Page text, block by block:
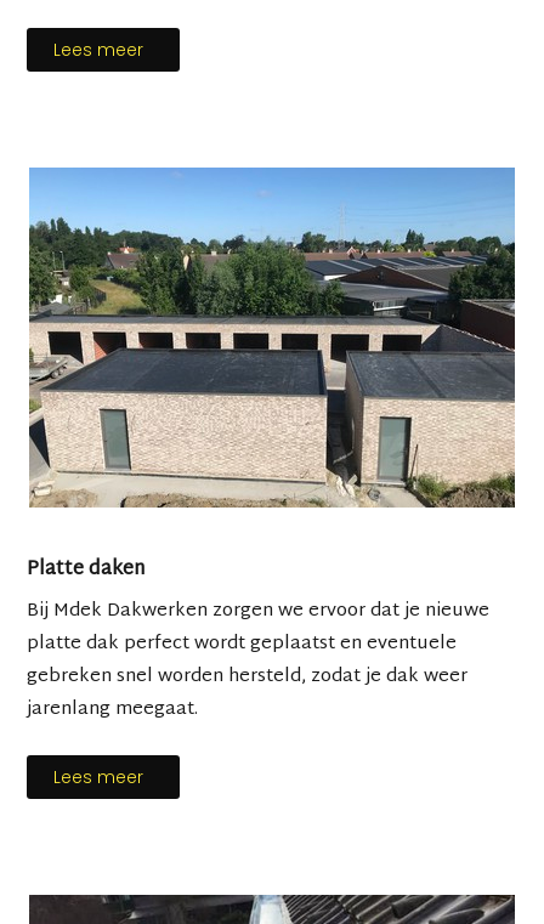
Lees meer
Platte daken
Bij Mdek Dakwerken zorgen we ervoor dat je nieuwe
platte dak perfect wordt geplaatst en eventuele
gebreken snel worden hersteld, zodat je dak weer
jarenlang meegaat.
Lees meer